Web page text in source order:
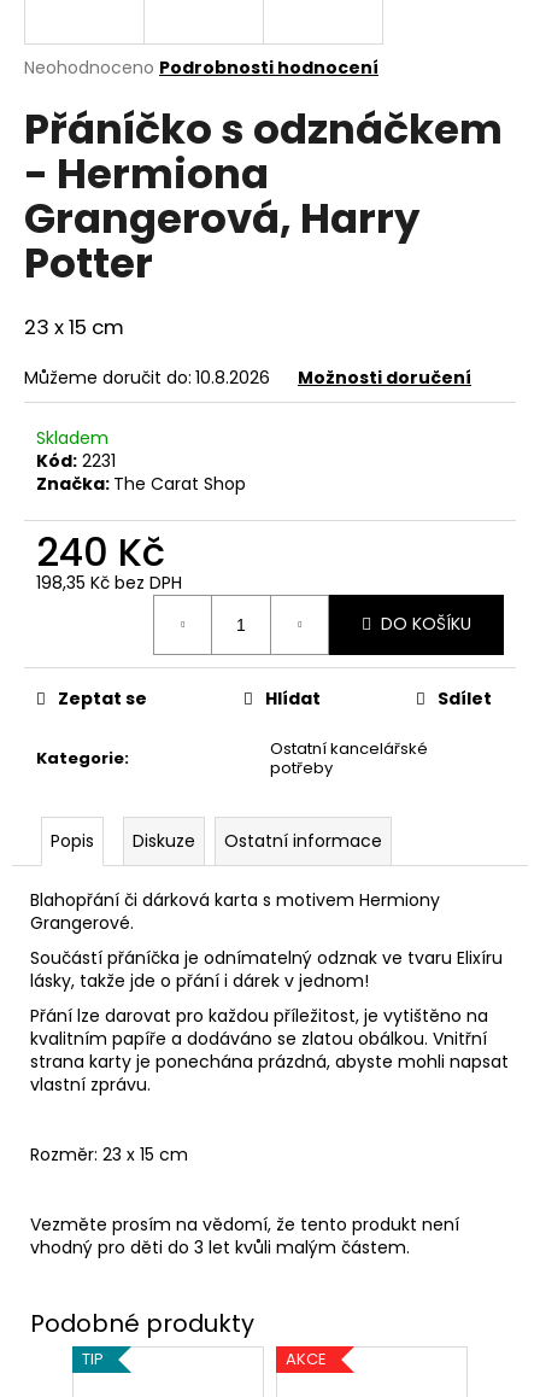
Průměrné
produktu
je
z
5
hvězdiček.
Neohodnoceno Podrobnosti hodnocení
Přáníčko s odznáčkem
- Hermiona
Grangerová, Harry
Potter
23 x 15 cm
Můžeme doručit do: 10.8.2026 Možnosti doručení
Skladem
Kód: 2231
Značka: The Carat Shop
240 Kč
198,35 Kč bez DPH
DO KOŠÍKU
Kategorie:
Ostatní kancelářské
potřeby
Zeptat se Hlídat Sdílet
Popis Diskuze Ostatní informace
Blahopřání či dárková karta s motivem Hermiony
Grangerové.
Součástí přáníčka je odnímatelný odznak ve tvaru Elixíru
lásky, takže jde o přání i dárek v jednom!
Přání lze darovat pro každou příležitost, je vytištěno na
kvalitním papíře a dodáváno se zlatou obálkou. Vnitřní
strana karty je ponechána prázdná, abyste mohli napsat
vlastní zprávu.
Rozměr: 23 x 15 cm
Vezměte prosím na vědomí, že tento produkt není
vhodný pro děti do 3 let kvůli malým částem.
TIP AKCE
j
t
?
D
o
p
o
u
u
e
ČOKOLÁDOVÁ
ŽABKA
HARRY
POTTER
Kč